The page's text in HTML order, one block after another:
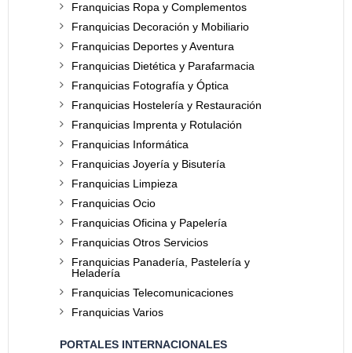
Franquicias Ropa y Complementos
Franquicias Decoración y Mobiliario
Franquicias Deportes y Aventura
Franquicias Dietética y Parafarmacia
Franquicias Fotografía y Óptica
Franquicias Hostelería y Restauración
Franquicias Imprenta y Rotulación
Franquicias Informática
Franquicias Joyería y Bisutería
Franquicias Limpieza
Franquicias Ocio
Franquicias Oficina y Papelería
Franquicias Otros Servicios
Franquicias Panadería, Pastelería y
Heladería
Franquicias Telecomunicaciones
Franquicias Varios
PORTALES INTERNACIONALES